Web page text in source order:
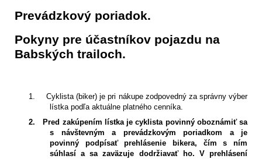
Prevádzkový poriadok.
Pokyny pre účastníkov pojazdu na
Babských trailoch.
1.
Cyklista (biker) je pri nákupe zodpovedný za správny výber
lístka podľa aktuálne platného cenníka.
2.
Pred zakúpením lístka je cyklista povinný oboznámiť sa
s návštevným a prevádzkovým poriadkom a je
povinný podpísať prehlásenie bikera, čím s ním
súhlasí a sa zaväzuje dodržiavať ho. V prehlásení